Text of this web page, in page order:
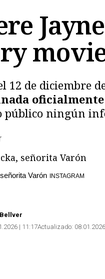
12 de diciembre
oficialmente
público ningún
Varón INSTAGRAM
| 11:17Actualizado: